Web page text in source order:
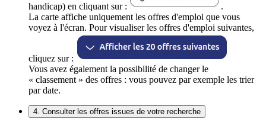
handicap) en cliquant sur :
.
La carte affiche uniquement les offres d'emploi que vous
voyez à l'écran. Pour visualiser les offres d'emploi suivantes,
cliquez sur :
Vous avez également la possibilité de changer le
« classement » des offres : vous pouvez par exemple les trier
par date.
4. Consulter les offres issues de votre recherche